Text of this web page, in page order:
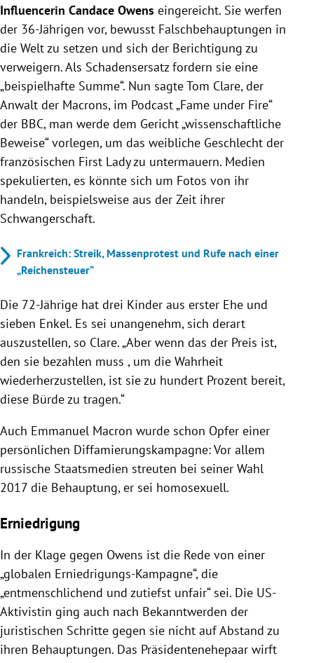
Influencerin Candace Owens eingereicht. Sie werfen
der 36-Jährigen vor, bewusst Falschbehauptungen in
die Welt zu setzen und sich der Berichtigung zu
verweigern. Als Schadensersatz fordern sie eine
„beispielhafte Summe“. Nun sagte Tom Clare, der
Anwalt der Macrons, im Podcast „Fame under Fire“
der BBC, man werde dem Gericht „wissenschaftliche
Beweise“ vorlegen, um das weibliche Geschlecht der
französischen First Lady zu untermauern. Medien
spekulierten, es könnte sich um Fotos von ihr
handeln, beispielsweise aus der Zeit ihrer
Schwangerschaft.
Frankreich: Streik, Massenprotest und Rufe nach einer
„Reichensteuer“
Die 72-Jährige hat drei Kinder aus erster Ehe und
sieben Enkel. Es sei unangenehm, sich derart
auszustellen, so Clare. „Aber wenn das der Preis ist,
den sie bezahlen muss , um die Wahrheit
wiederherzustellen, ist sie zu hundert Prozent bereit,
diese Bürde zu tragen.“
Auch Emmanuel Macron wurde schon Opfer einer
persönlichen Diffamierungskampagne: Vor allem
russische Staatsmedien streuten bei seiner Wahl
2017 die Behauptung, er sei homosexuell.
Erniedrigung
In der Klage gegen Owens ist die Rede von einer
„globalen Erniedrigungs-Kampagne“, die
„entmenschlichend und zutiefst unfair“ sei. Die US-
Aktivistin ging auch nach Bekanntwerden der
juristischen Schritte gegen sie nicht auf Abstand zu
ihren Behauptungen. Das Präsidentenehepaar wirft